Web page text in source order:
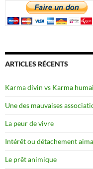
ARTICLES RÉCENTS
Karma divin vs Karma
Une des mauvaises
La peur de vivre
Intérêt ou détachement
Le prêt animique